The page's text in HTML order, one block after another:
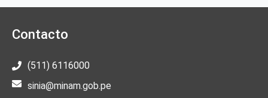
Contacto
(511) 6116000
sinia@minam.gob.pe